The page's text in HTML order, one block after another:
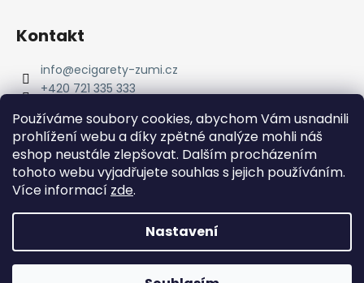
Používáme soubory cookies, abychom Vám usnadnili
prohlížení webu a díky zpětné analýze mohli náš
eshop neustále zlepšovat. Dalším procházením
tohoto webu vyjadřujete souhlas s jejich používáním.
Více informací zde.
Nastavení
Doprava ZDARMA od 2000 Kč! Dárek k objednávce od 2500
Kontakt
info@ecigarety-zumi.cz
+420 721 335 333
Copyright 2026eCigarety ZUMI. Všechna práva